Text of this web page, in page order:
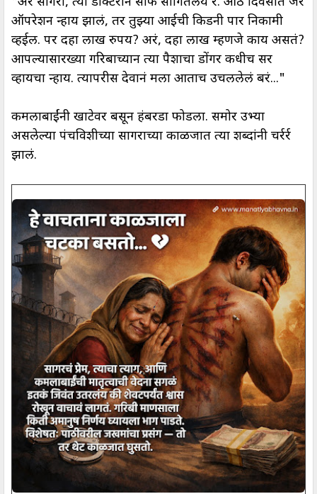
ऑपरेशन न्हाय झालं, तर तुझ्या आईची किडनी पार निकामी
व्हईल. पर दहा लाख रुपय? अरं, दहा लाख म्हणजे काय असतं?
आपल्यासारख्या गरिबाच्यान त्या पैशाचा डोंगर कधीच सर
व्हायचा न्हाय. त्यापरीस देवानं मला आताच उचललेलं बरं..."
कमलाबाईंनी खाटेवर बसून हंबरडा फोडला. समोर उभ्या
असलेल्या पंचविशीच्या सागराच्या काळजात त्या शब्दांनी चर्रर्र
झालं.